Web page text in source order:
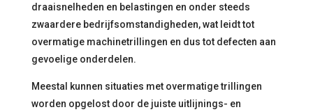
draaisnelheden en belastingen en onder steeds
zwaardere bedrijfsomstandigheden, wat leidt tot
overmatige machinetrillingen en dus tot defecten aan
gevoelige onderdelen.
Meestal kunnen situaties met overmatige trillingen
worden opgelost door de juiste uitlijnings- en